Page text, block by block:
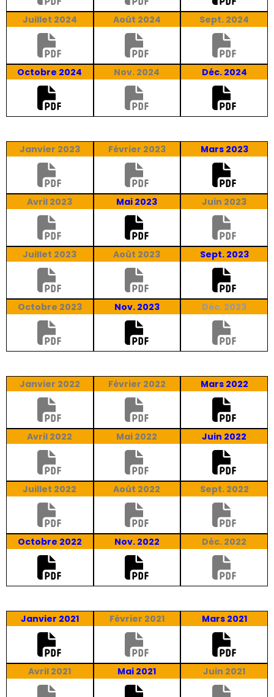
Juillet 2024 Août 2024 Sept. 2024
Octobre 2024 Nov. 2024 Déc. 2024
Janvier 2023 Février 2023 Mars 2023
Avril 2023 Mai 2023 Juin 2023
Juillet 2023 Août 2023 Sept. 2023
Octobre 2023 Nov. 2023 Déc. 2023
Janvier 2022 Février 2022 Mars 2022
Avril 2022 Mai 2022 Juin 2022
Juillet 2022 Août 2022 Sept. 2022
Octobre 2022 Nov. 2022 Déc. 2022
Janvier 2021 Février 2021 Mars 2021
Avril 2021 Mai 2021 Juin 2021